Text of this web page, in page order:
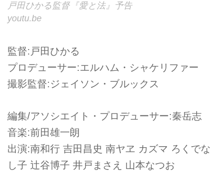
戸田ひかる監督『愛と法』予告
youtu.be
監督:戸田ひかる
プロデューサー:エルハム・シャケリファー
撮影監督:ジェイソン・ブルックス
編集/アソシエイト・プロデューサー:秦岳志
音楽:前田雄一朗
出演:南和行 吉田昌史 南ヤヱ カズマ ろくでな
し子 辻谷博子 井戸まさえ 山本なつお